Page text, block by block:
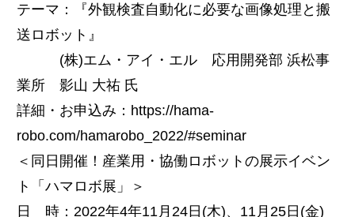
テーマ：『外観検査自動化に必要な画像処理と搬
送ロボット』
(株)エム・アイ・エル 応用開発部 浜松事
業所 影山 大祐 氏
詳細・お申込み：https://hama-
robo.com/hamarobo_2022/#seminar
＜同日開催！産業用・協働ロボットの展示イベン
ト「ハマロボ展」＞
日 時：2022年4年11月24日(木)、11月25日(金)